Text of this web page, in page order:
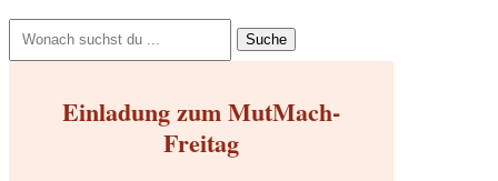
Suchen
nach:
Einladung zum MutMach-
Freitag